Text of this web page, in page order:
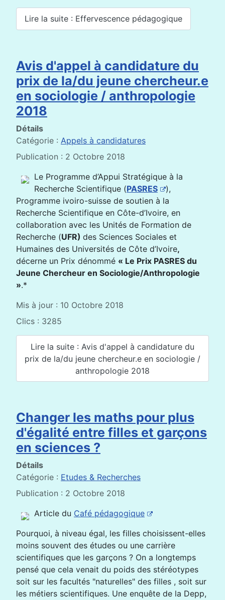
Lire la suite : Effervescence pédagogique
Avis d'appel à candidature du
prix de la/du jeune chercheur.e
en sociologie / anthropologie
2018
Détails
Catégorie : Appels à candidatures
Publication : 2 Octobre 2018
Le Programme d’Appui Stratégique à la
Recherche Scientifique (PASRES
),
Programme ivoiro-suisse de soutien à la
Recherche Scientifique en Côte-d’Ivoire, en
collaboration avec les Unités de Formation de
Recherche (UFR) des Sciences Sociales et
Humaines des Universités de Côte d’Ivoire,
décerne un Prix dénommé « Le Prix PASRES du
Jeune Chercheur en Sociologie/Anthropologie
».*
Mis à jour : 10 Octobre 2018
Clics : 3285
Lire la suite : Avis d'appel à candidature du
prix de la/du jeune chercheur.e en sociologie /
anthropologie 2018
Changer les maths pour plus
d'égalité entre filles et garçons
en sciences ?
Détails
Catégorie : Etudes & Recherches
Publication : 2 Octobre 2018
Article du Café pédagogique
Pourquoi, à niveau égal, les filles choisissent-elles
moins souvent des études ou une carrière
scientifiques que les garçons ? On a longtemps
pensé que cela venait du poids des stéréotypes
soit sur les facultés "naturelles" des filles , soit sur
les métiers scientifiques. Une enquête de la Depp,